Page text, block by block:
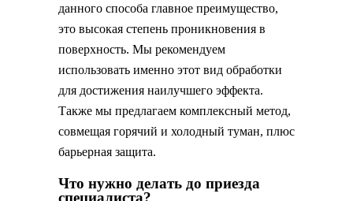
данного способа главное преимущество,
это высокая степень проникновения в
поверхность. Мы рекомендуем
использовать именно этот вид обработки
для достижения наилучшего эффекта.
Также мы предлагаем комплексный метод,
совмещая горячий и холодный туман, плюс
барьерная защита.
Что нужно делать до приезда